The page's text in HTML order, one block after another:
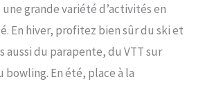
grande variété d’activités en
En hiver, profitez bien sûr du ski et
aussi du parapente, du VTT sur
bowling. En été, place à la